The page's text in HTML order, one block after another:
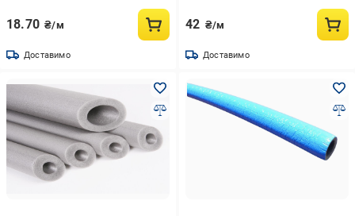
18.70 ₴/м
Доставимо
42 ₴/м
Доставимо